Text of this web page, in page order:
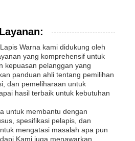
Warna kami didukung oleh
yang komprehensif untuk
kepuasan pelanggan yang
panduan ahli tentang pemilihan
dan pemeliharaan untuk
hasil terbaik untuk kebutuhan
untuk membantu dengan
spesifikasi pelapis, dan
mengatasi masalah apa pun
juga menawarkan